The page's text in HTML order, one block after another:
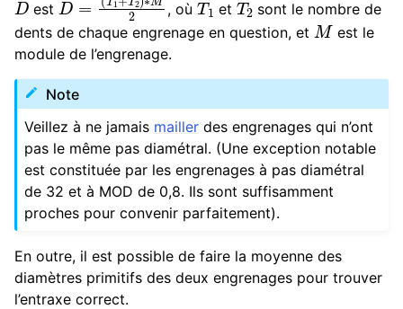
est , où et
sont le nombre de
dents de chaque engrenage en question, et M est le
module de l’engrenage.
Note
Veillez à ne jamais mailler des engrenages qui n’ont
pas le même pas diamétral. (Une exception notable
est constituée par les engrenages à pas diamétral
de 32 et à MOD de 0,8. Ils sont suffisamment
proches pour convenir parfaitement).
En outre, il est possible de faire la moyenne des
diamètres primitifs des deux engrenages pour trouver
l’entraxe correct.